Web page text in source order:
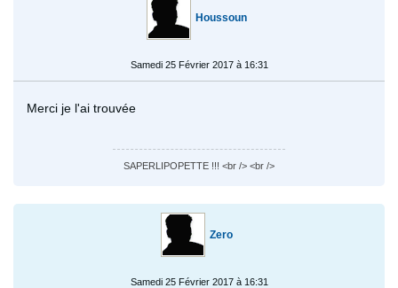
Houssoun
Samedi 25 Février 2017 à 16:31
Merci je l'ai trouvée
SAPERLIPOPETTE !!! <br /> <br />
Zero
Samedi 25 Février 2017 à 16:31